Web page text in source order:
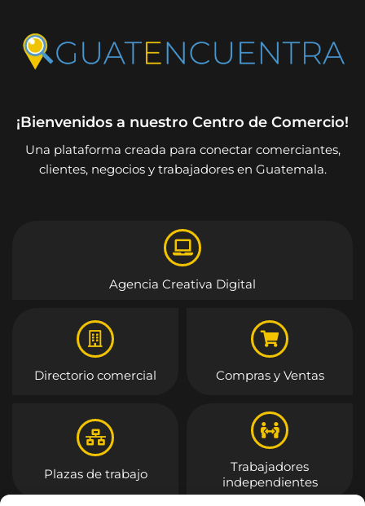
¡Bienvenidos a nuestro Centro de Comercio!
Una plataforma creada para conectar comerciantes,
clientes, negocios y trabajadores en Guatemala.
Agencia Creativa Digital
Directorio comercial Compras y Ventas
Plazas de trabajo
Trabajadores
independientes